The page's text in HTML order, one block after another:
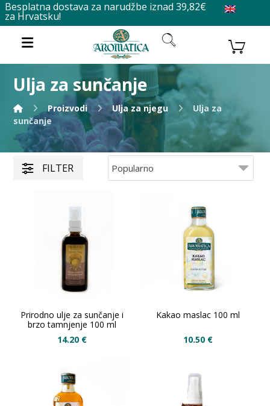
Besplatna dostava za narudžbe iznad 39,82€
za Hrvatsku!
Ulja za sunčanje
Proizvodi Ulja za njegu
Ulja za
sunčanje
FILTER
Prirodno ulje za sunčanje i
brzo tamnjenje 100 ml
14.20 €
Kakao maslac 100 ml
10.50 €